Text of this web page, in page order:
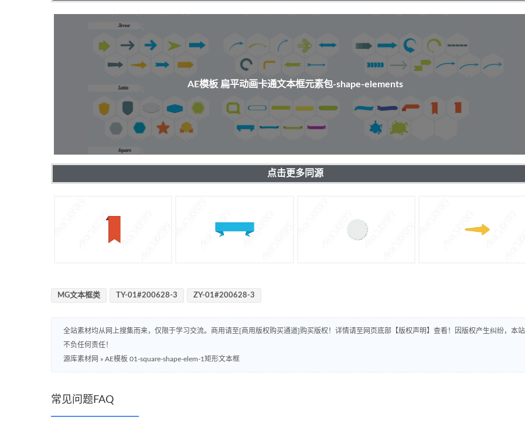
AE模板 扁平动画卡通文本框元素包-shape-elements
点击更多同源
MG文本框类 TY-01#200628-3 ZY-01#200628-3
全站素材均从网上搜集而来，仅限于学习交流。商用请至[商用版权购买通道]购买版权！详情请至网页底部【版权声明】查看！因版权产生纠纷，本站
不负任何责任！
源库素材网 » AE模板 01-square-shape-elem-1矩形文本框
常见问题FAQ